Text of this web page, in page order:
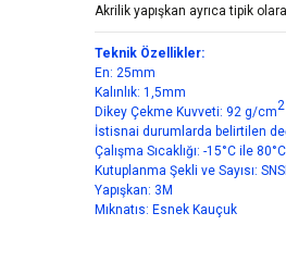
Akrilik yapışkan ayrıca tipik
Teknik Özellikler:
En: 25mm
Kalınlık: 1,5mm
Dikey Çekme Kuvveti: 92 g/cm2
İstisnai durumlarda belirtilen
Çalışma Sıcaklığı: -15°C ile
Kutuplanma Şekli ve Sayısı:
Yapışkan: 3M
Mıknatıs: Esnek Kauçuk